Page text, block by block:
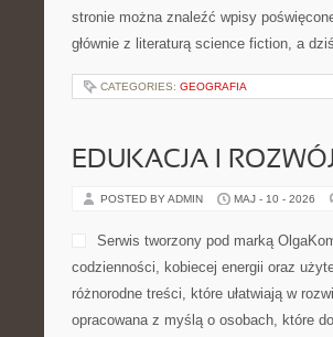
stronie można znaleźć wpisy
głównie z literaturą science fiction, a
CATEGORIES: GEOGRAFIA
EDUKACJA I ROZWÓJ
POSTED BY ADMIN MAJ - 10 - 2026
Serwis tworzony pod marką
codzienności, kobiecej energii oraz
różnorodne treści, które ułatwiają w
opracowana z myślą o osobach, które